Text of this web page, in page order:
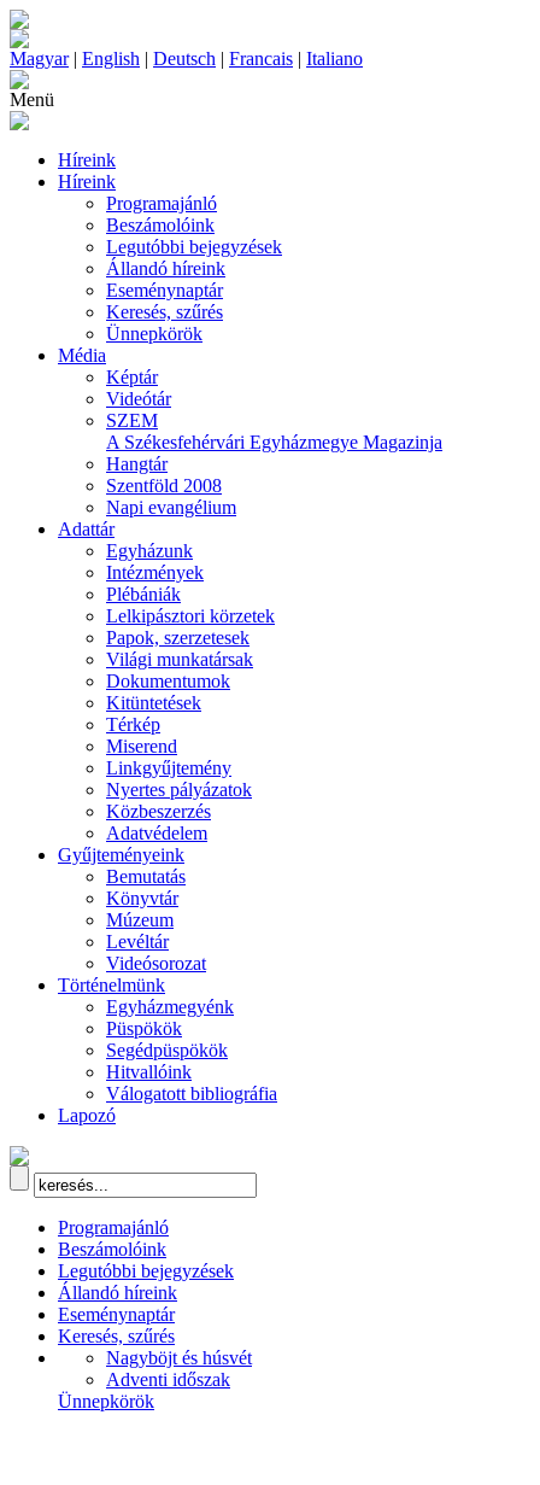
Magyar| English | Deutsch | Francais | Italiano
Menü
Híreink
Híreink
Programajánló
Beszámolóink
Legutóbbi bejegyzések
Állandó híreink
Eseménynaptár
Keresés, szűrés
Ünnepkörök
Média
Képtár
Videótár
SZEM
A Székesfehérvári Egyházmegye Magazinja
Hangtár
Szentföld 2008
Napi evangélium
Adattár
Egyházunk
Intézmények
Plébániák
Lelkipásztori körzetek
Papok, szerzetesek
Világi munkatársak
Dokumentumok
Kitüntetések
Térkép
Miserend
Linkgyűjtemény
Nyertes pályázatok
Közbeszerzés
Adatvédelem
Gyűjteményeink
Bemutatás
Könyvtár
Múzeum
Levéltár
Videósorozat
Történelmünk
Egyházmegyénk
Püspökök
Segédpüspökök
Hitvallóink
Válogatott bibliográfia
Lapozó
Programajánló
Beszámolóink
Legutóbbi bejegyzések
Állandó híreink
Eseménynaptár
Keresés, szűrés
Nagyböjt és húsvét
Adventi időszak
Ünnepkörök